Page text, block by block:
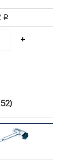
& Stratton
& Stratton
& Stratton
& Stratton
& Stratton
& Stratton
& Stratton
i
+